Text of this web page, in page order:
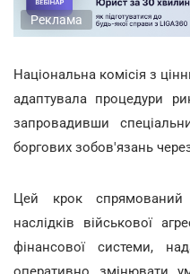
Реклама
Національна комісія з
адаптувала процедури
запровадивши
боргових зобов'язань
Цей крок спрямований
наслідків військової
фінансової системи,